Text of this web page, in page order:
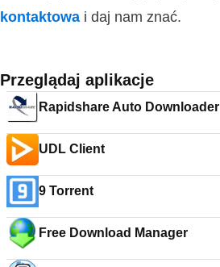
kontaktowa i daj nam znać.
Przeglądaj aplikacje
Rapidshare Auto Downloader
UDL Client
9 Torrent
Free Download Manager